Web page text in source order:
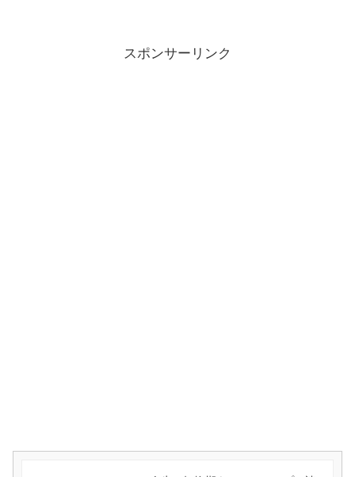
スポンサーリンク